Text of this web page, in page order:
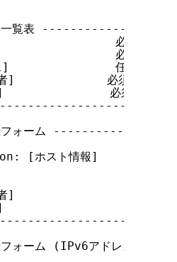
項目一覧表
必須(一つだ
]                 必須(複数
]               任意(複数可、
者]             必須(複数可)
]               必須(複数
録フォーム
[ホスト情報]
]
録フォーム (IPv6アド